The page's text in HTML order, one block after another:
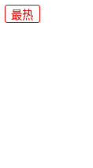
最热